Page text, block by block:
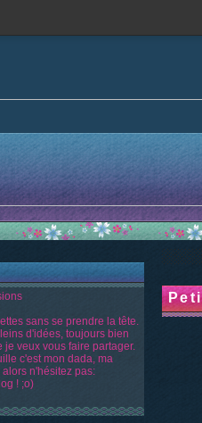
sans se prendre la tête.
d'idées, toujours bien
je veux vous faire partager.
c'est mon dada, ma
n'hésitez pas:
! ;o)